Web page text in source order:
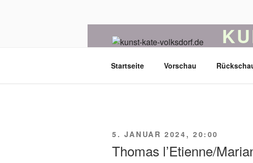
Startseite Vorschau
VERÖFFENTLICHT
AM
5. JANUAR 2024, 20:00
Thomas l’Etienne/